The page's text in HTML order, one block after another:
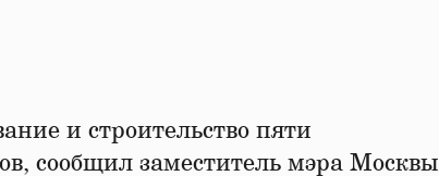
и строительство пяти
сообщил заместитель мэра Москвы